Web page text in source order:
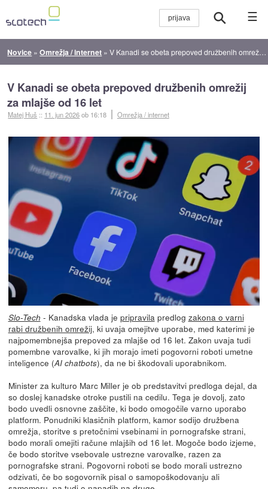
☰
Novice »Omrežja / internet »V Kanadi se obeta prepoved družbenih omrežij za mlajše od 16 let
V Kanadi se obeta prepoved družbenih omrežij
za mlajše od 16 let
Matej Huš :: 11. jun 2026ob 16:18 Omrežja / internet
Slo-Tech - Kanadska vlada je pripravila predlog zakona o varni
rabi družbenih omrežij, ki uvaja omejitve uporabe, med katerimi je
najpomembnejša prepoved za mlajše od 16 let. Zakon uvaja tudi
pomembne varovalke, ki jih morajo imeti pogovorni roboti umetne
inteligence (AI chatbots), da ne bi škodovali uporabnikom.
Minister za kulturo Marc Miller je ob predstavitvi predloga dejal, da
so doslej kanadske otroke pustili na cedilu. Tega je dovolj, zato
bodo uvedli osnovne zaščite, ki bodo omogočile varno uporabo
platform. Ponudniki klasičnih platform, kamor sodijo družbena
omrežja, storitve s pretočnimi vsebinami in pornografske strani,
bodo morali omejiti račune mlajših od 16 let. Mogoče bodo izjeme,
če bodo storitve vsebovale ustrezne varovalke, razen za
pornografske strani. Pogovorni roboti se bodo morali ustrezno
odzivati, če bo sogovornik pisal o samopoškodovanju ali